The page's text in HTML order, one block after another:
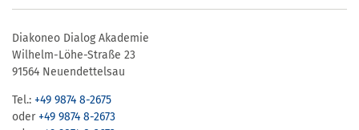
Diakoneo Dialog Akademie
Wilhelm-Löhe-Straße 23
91564 Neuendettelsau
Tel.: +49 9874 8-2675
oder+49 9874 8-2673